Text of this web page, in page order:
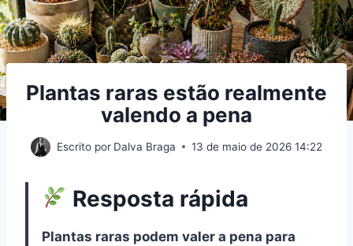
Plantas raras estão realmente
valendo a pena
Escrito por Dalva Braga 13 de maio de 2026 14:22
Resposta rápida
Plantas raras podem valer a pena para